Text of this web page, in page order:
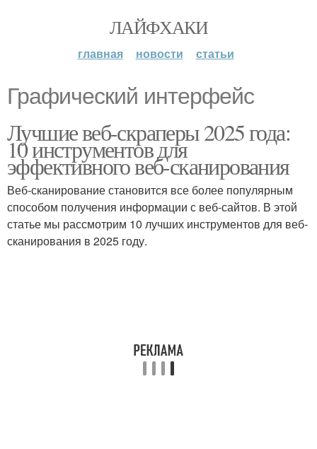
ЛАЙФХАКИ
главная новости статьи
Графический интерфейс
Лучшие веб-скраперы 2025 года:
10 инструментов для
эффективного веб-сканирования
Веб-сканирование становится все более популярным
способом получения информации с веб-сайтов. В этой
статье мы рассмотрим 10 лучших инструментов для веб-
сканирования в 2025 году.